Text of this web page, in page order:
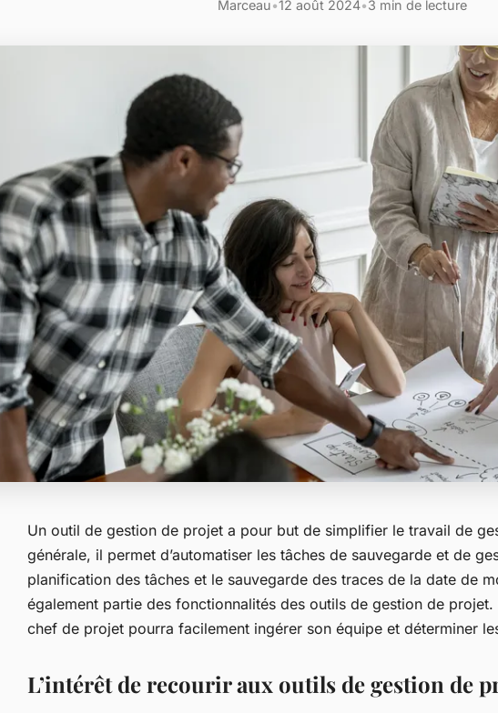
Marceau•12 août 2024•3 min de lecture
Un outil de gestion de projet a pour but de simplifier le travail de
générale, il permet d’automatiser les tâches de sauvegarde et de
planification des tâches et le sauvegarde des traces de la date de
également partie des fonctionnalités des outils de gestion de
chef de projet pourra facilement ingérer son équipe et déterminer
L’intérêt de recourir aux outils de gestion de